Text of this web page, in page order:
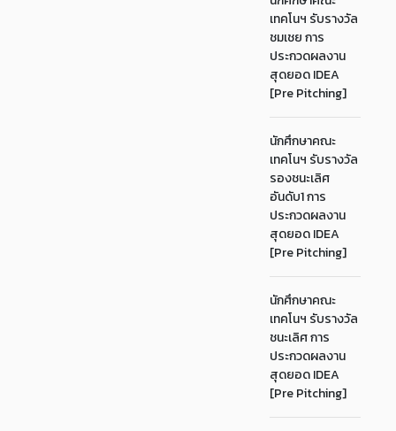
เทคโนฯ รับรางวัล
ชมเชย การ
ประกวดผลงาน
สุดยอด IDEA
[Pre Pitching]
นักศึกษาคณะ
เทคโนฯ รับรางวัล
รองชนะเลิศ
อันดับ1 การ
ประกวดผลงาน
สุดยอด IDEA
[Pre Pitching]
นักศึกษาคณะ
เทคโนฯ รับรางวัล
ชนะเลิศ การ
ประกวดผลงาน
สุดยอด IDEA
[Pre Pitching]